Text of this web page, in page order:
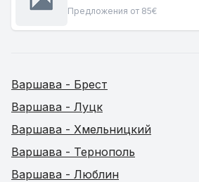
Предложения от 85€
Варшава - Брест
Варшава - Луцк
Варшава - Хмельницкий
Варшава - Тернополь
Варшава - Люблин